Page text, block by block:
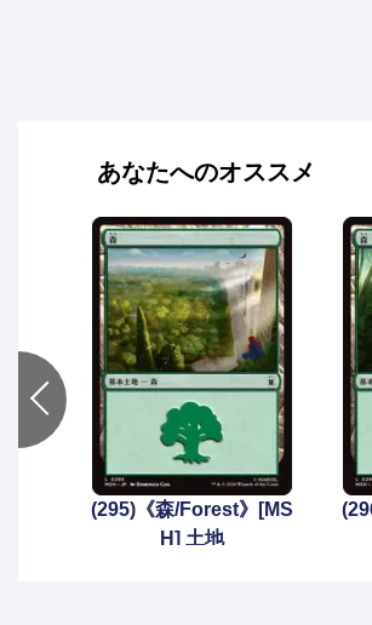
あなたへのオススメ
(295)《森/Forest》[MS
H] 土地